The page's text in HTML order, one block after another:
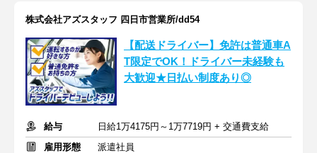
株式会社アズスタッフ 四日市営業所/dd54
【配送ドライバー】免許は普通車A
T限定でOK！ドライバー未経験も
大歓迎★日払い制度あり◎
給与
日給1万4175円～1万7719円 + 交通費支給
雇用形態
派遣社員